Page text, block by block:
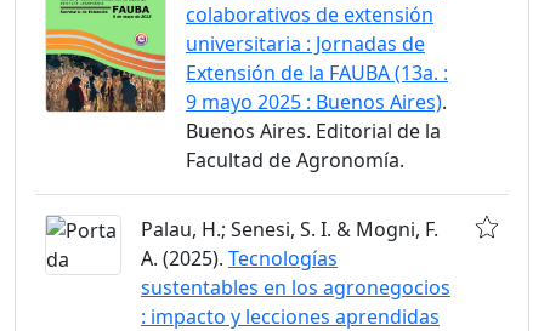
colaborativos de extensión
universitaria : Jornadas de
Extensión de la FAUBA (13a. :
9 mayo 2025 : Buenos Aires).
Buenos Aires. Editorial de la
Facultad de Agronomía.
Palau, H.; Senesi, S. I. & Mogni, F.
A. (2025). Tecnologías
sustentables en los agronegocios
: impacto y lecciones aprendidas